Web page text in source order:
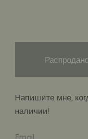
Напишите мне,
наличии!